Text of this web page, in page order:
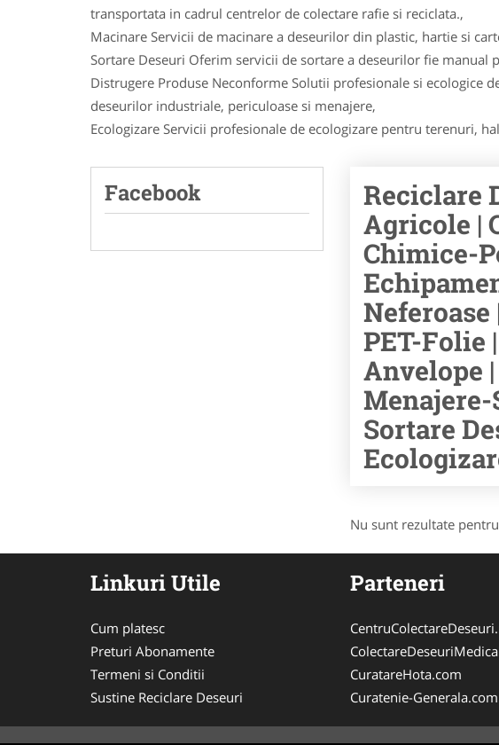
transportata in cadrul centrelor de colectare rafie si reciclata.,
Macinare Servicii de macinare a deseurilor din plastic, hartie si
Sortare Deseuri Oferim servicii de sortare a deseurilor fie manual
Distrugere Produse Neconforme Solutii profesionale si ecologice
deseurilor industriale, periculoase si menajere,
Ecologizare Servicii profesionale de ecologizare pentru terenuri,
Facebook
Reciclare
Agricole |
Chimice-
PET-Folie
Anvelope
Menajere-
Sortare
Nu sunt rezultate
Linkuri Utile
Cum platesc
Preturi Abonamente
Termeni si Conditii
Sustine Reciclare Deseuri
Parteneri
CuratareHota.com
Curatenie-Generala.com